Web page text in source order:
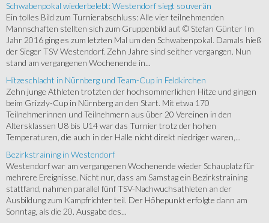
Schwabenpokal wiederbelebt: Westendorf siegt souverän
Ein tolles Bild zum Turnierabschluss: Alle vier teilnehmenden
Mannschaften stellten sich zum Gruppenbild auf. © Stefan Günter Im
Jahr 2016 ging es zum letzten Mal um den Schwabenpokal. Damals hieß
der Sieger TSV Westendorf. Zehn Jahre sind seither vergangen. Nun
stand am vergangenen Wochenende in...
Hitzeschlacht in Nürnberg und Team-Cup in Feldkirchen
Zehn junge Athleten trotzten der hochsommerlichen Hitze und gingen
beim Grizzly-Cup in Nürnberg an den Start. Mit etwa 170
Teilnehmerinnen und Teilnehmern aus über 20 Vereinen in den
Altersklassen U8 bis U14 war das Turnier trotz der hohen
Temperaturen, die auch in der Halle nicht direkt niedriger waren,...
Bezirkstraining in Westendorf
Westendorf war am vergangenen Wochenende wieder Schauplatz für
mehrere Ereignisse. Nicht nur, dass am Samstag ein Bezirkstraining
stattfand, nahmen parallel fünf TSV-Nachwuchsathleten an der
Ausbildung zum Kampfrichter teil. Der Höhepunkt erfolgte dann am
Sonntag, als die 20. Ausgabe des...